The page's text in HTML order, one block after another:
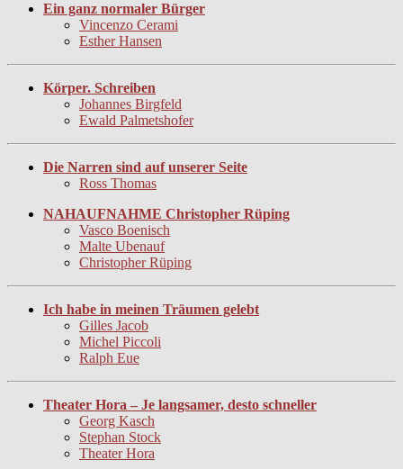
Ein ganz normaler Bürger
Vincenzo Cerami
Esther Hansen
Körper. Schreiben
Johannes Birgfeld
Ewald Palmetshofer
Die Narren sind auf unserer Seite
Ross Thomas
NAHAUFNAHME Christopher Rüping
Vasco Boenisch
Malte Ubenauf
Christopher Rüping
Ich habe in meinen Träumen gelebt
Gilles Jacob
Michel Piccoli
Ralph Eue
Theater Hora – Je langsamer, desto schneller
Georg Kasch
Stephan Stock
Theater Hora